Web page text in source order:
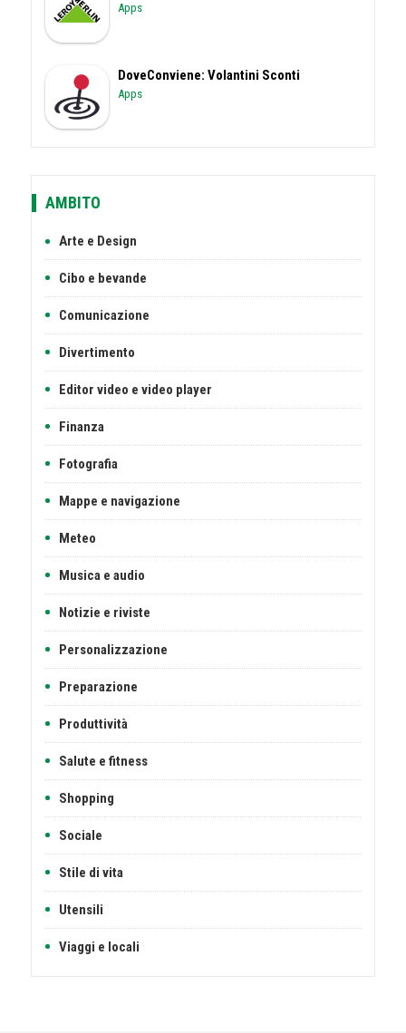
Apps
DoveConviene: Volantini Sconti
Apps
AMBITO
Arte e Design
Cibo e bevande
Comunicazione
Divertimento
Editor video e video player
Finanza
Fotografia
Mappe e navigazione
Meteo
Musica e audio
Notizie e riviste
Personalizzazione
Preparazione
Produttività
Salute e fitness
Shopping
Sociale
Stile di vita
Utensili
Viaggi e locali